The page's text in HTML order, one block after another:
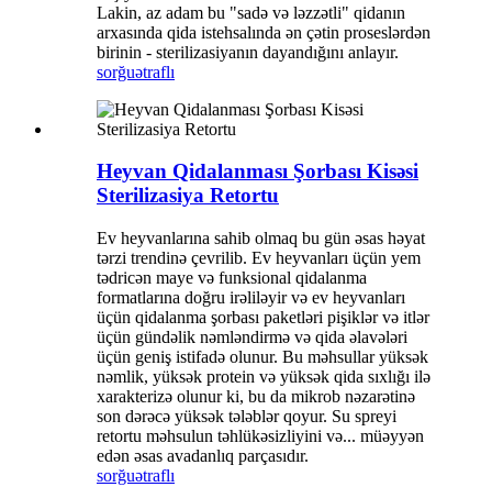
Lakin, az adam bu "sadə və ləzzətli" qidanın
arxasında qida istehsalında ən çətin proseslərdən
birinin - sterilizasiyanın dayandığını anlayır.
sorğuətraflı
Heyvan Qidalanması Şorbası Kisəsi
Sterilizasiya Retortu
Ev heyvanlarına sahib olmaq bu gün əsas həyat
tərzi trendinə çevrilib. Ev heyvanları üçün yem
tədricən maye və funksional qidalanma
formatlarına doğru irəliləyir və ev heyvanları
üçün qidalanma şorbası paketləri pişiklər və itlər
üçün gündəlik nəmləndirmə və qida əlavələri
üçün geniş istifadə olunur. Bu məhsullar yüksək
nəmlik, yüksək protein və yüksək qida sıxlığı ilə
xarakterizə olunur ki, bu da mikrob nəzarətinə
son dərəcə yüksək tələblər qoyur. Su spreyi
retortu məhsulun təhlükəsizliyini və... müəyyən
edən əsas avadanlıq parçasıdır.
sorğuətraflı